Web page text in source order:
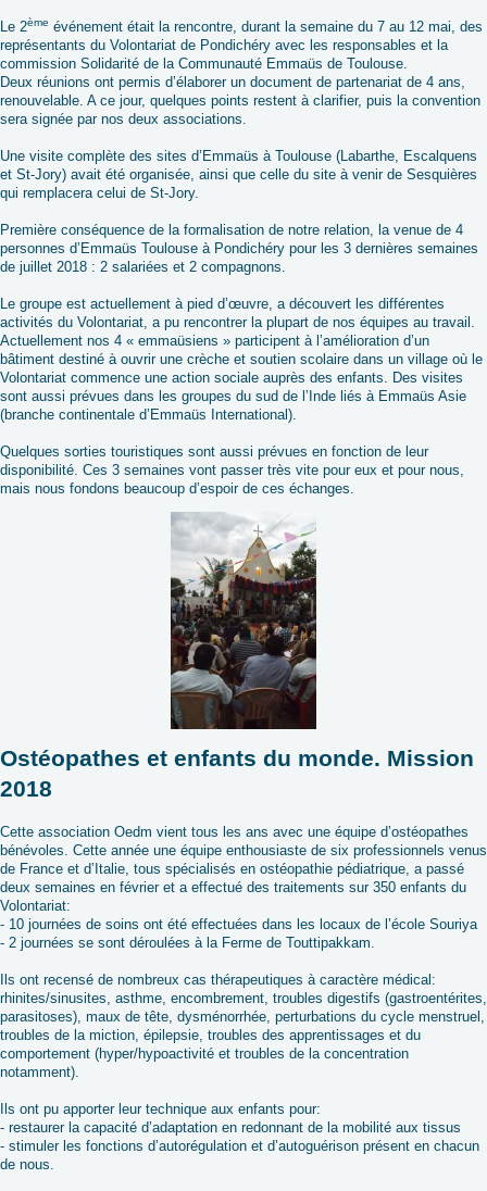
Le 2ème événement était la rencontre, durant la semaine du 7 au 12 mai, des
représentants du Volontariat de Pondichéry avec les responsables et la
commission Solidarité de la Communauté Emmaüs de Toulouse.
Deux réunions ont permis d’élaborer un document de partenariat de 4 ans,
renouvelable. A ce jour, quelques points restent à clarifier, puis la convention
sera signée par nos deux associations.
Une visite complète des sites d’Emmaüs à Toulouse (Labarthe, Escalquens
et St-Jory) avait été organisée, ainsi que celle du site à venir de Sesquières
qui remplacera celui de St-Jory.
Première conséquence de la formalisation de notre relation, la venue de 4
personnes d’Emmaüs Toulouse à Pondichéry pour les 3 dernières semaines
de juillet 2018 : 2 salariées et 2 compagnons.
Le groupe est actuellement à pied d’œuvre, a découvert les différentes
activités du Volontariat, a pu rencontrer la plupart de nos équipes au travail.
Actuellement nos 4 « emmaüsiens » participent à l’amélioration d’un
bâtiment destiné à ouvrir une crèche et soutien scolaire dans un village où le
Volontariat commence une action sociale auprès des enfants. Des visites
sont aussi prévues dans les groupes du sud de l’Inde liés à Emmaüs Asie
(branche continentale d’Emmaüs International).
Quelques sorties touristiques sont aussi prévues en fonction de leur
disponibilité. Ces 3 semaines vont passer très vite pour eux et pour nous,
mais nous fondons beaucoup d’espoir de ces échanges.
Ostéopathes et enfants du monde. Mission
2018
Cette association Oedm vient tous les ans avec une équipe d’ostéopathes
bénévoles. Cette année une équipe enthousiaste de six professionnels venus
de France et d’Italie, tous spécialisés en ostéopathie pédiatrique, a passé
deux semaines en février et a effectué des traitements sur 350 enfants du
Volontariat:
- 10 journées de soins ont été effectuées dans les locaux de l’école Souriya
- 2 journées se sont déroulées à la Ferme de Touttipakkam.
Ils ont recensé de nombreux cas thérapeutiques à caractère médical:
rhinites/sinusites, asthme, encombrement, troubles digestifs (gastroentérites,
parasitoses), maux de tête, dysménorrhée, perturbations du cycle menstruel,
troubles de la miction, épilepsie, troubles des apprentissages et du
comportement (hyper/hypoactivité et troubles de la concentration
notamment).
Ils ont pu apporter leur technique aux enfants pour:
- restaurer la capacité d’adaptation en redonnant de la mobilité aux tissus
- stimuler les fonctions d’autorégulation et d’autoguérison présent en chacun
de nous.